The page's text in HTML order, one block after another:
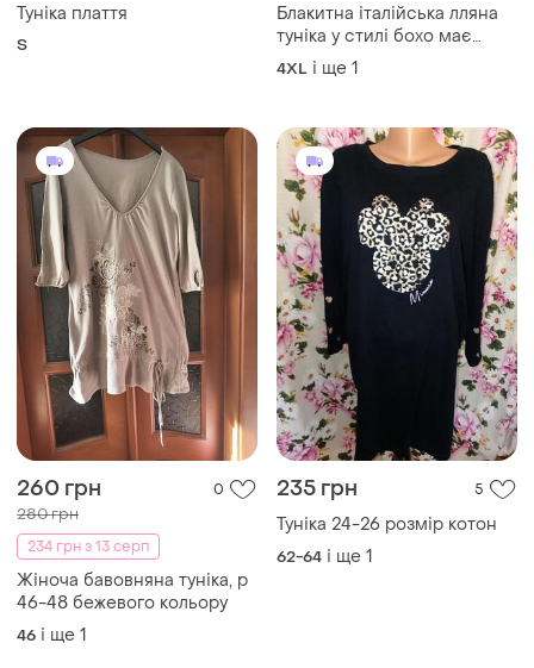
Туніка плаття
S
Блакитна італійська лляна
туніка у стилі бохо має
вільний крій та зручні
кишені великий розмір
4XL і ще 1
260 грн 0
280 грн
234 грн з 13 серп
Жіноча бавовняна туніка, р
46-48 бежевого кольору
46 і ще 1
235 грн 5
Туніка 24-26 розмір котон
62-64 і ще 1